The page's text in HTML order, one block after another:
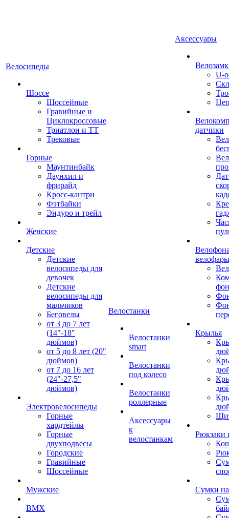
Велосипеды
Шоссе
Шоссейные
Гравийные и
Циклокроссовые
Триатлон и ТТ
Трековые
Горные
Маунтинбайк
Даунхил и
фрирайд
Кросс-кантри
Фэтбайки
Эндуро и трейл
Женские
Детские
Детские
велосипеды для
девочек
Детские
велосипеды для
мальчиков
Беговелы
от 3 до 7 лет
(14"-18"
дюймов)
от 5 до 8 лет (20"
дюймов)
от 7 до 16 лет
(24"-27,5"
дюймов)
Электровелосипеды
Горные
хардтейлы
Горные
двухподвесы
Городские
Гравийные
Шоссейные
Мужские
BMX
Велостанки
Велостанки
smart
Велостанки
под колесо
Велостанки
роллерные
Аксессуары
к
велостанкам
Аксессуары
U-
датчики
велофары
Крылья
Рюкзаки
Сумки